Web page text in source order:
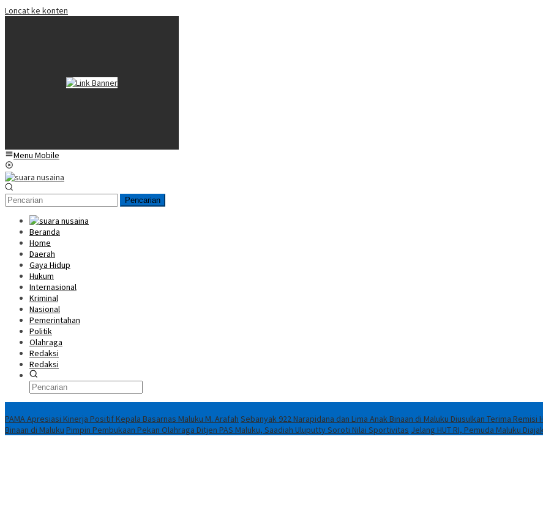
Loncat ke konten
Menu Mobile
Pencarian
Beranda
Home
Daerah
Gaya Hidup
Hukum
Internasional
Kriminal
Nasional
Pemerintahan
Politik
Olahraga
Redaksi
Redaksi
PAMA Apresiasi Kinerja Positif Kepala Basarnas Maluku M. Arafah Sebanyak 922 Narapidana dan Lima Anak Binaan di Maluku Diusulkan Terima Remisi
Binaan di Maluku Pimpin Pembukaan Pekan Olahraga Ditjen PAS Maluku, Saadiah Uluputty Soroti Nilai Sportivitas Jelang HUT RI, Pemuda Maluku